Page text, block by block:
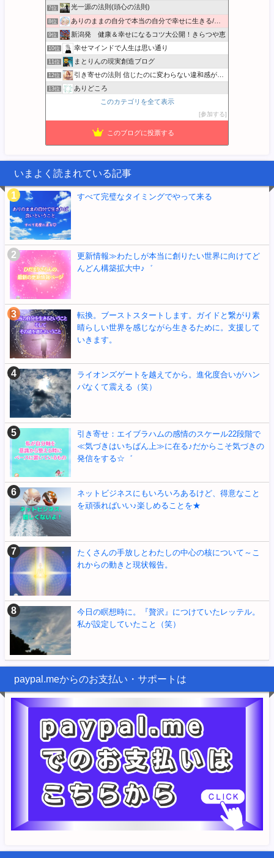
7位 光一源の法則(頭心の法則)
8位 ありのままの自分で本当の自分で幸せに生きる/本音BLOG
9位 新潟発 健康＆幸せになるコツ大公開！きらつや恵
10位 幸せマインドで人生は思い通り
11位 まとりんの現実創造ブログ
12位 引き寄せの法則 信じたのに変わらない違和感が消える実践ガイド
13位 ありどころ
宇宙の法則 エイブラハムのひと言解説
このカテゴリを全て表示
参加する
このブログに投票する
いまよく読まれている記事
すべて完璧なタイミングでやって来る
更新情報≫わたしが本当に創りたい世界に向けてど
んどん構築拡大中♪゛
転換。ブーストスタートします。ガイドと繋がり素
晴らしい世界を感じながら生きるために。支援して
いきます。
ライオンズゲートを越えてから。進化度合いがハン
パなくて震える（笑）
引き寄せ：エイブラハムの感情のスケール22段階で
≪気づきはいちばん上≫に在る♪だからこそ気づきの
発信をする☆゛
ネットビジネスにもいろいろあるけど、得意なこと
を頑張ればいい♪楽しめることを★
たくさんの手放しとわたしの中心の核について～こ
れからの動きと現状報告。
今日の瞑想時に。『贅沢』につけていたレッテル。
私が設定していたこと（笑）
paypal.meからのお支払い・サポートは